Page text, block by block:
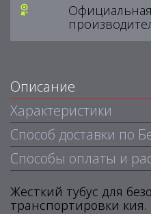
Описание
Характеристики
Способ доставки по
Способы оплаты и
Жесткий тубус для
транспортировки кия.